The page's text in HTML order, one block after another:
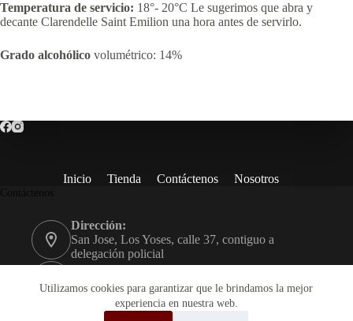
Utilizamos cookies para garantizar que le brindamos la mejor
experiencia en nuestra web.
Temperatura de servicio: 18°- 20°C Le sugerimos que abra y
decante Clarendelle Saint Emilion una hora antes de servirlo.
Grado alcohólico volumétrico: 14%
Inicio Tienda Contáctenos Nosotros
Contáctenos
Dirección:
San Jose, Los Yoses, calle 37, contiguo a
delegación policial
+506 2234-9600
Email: